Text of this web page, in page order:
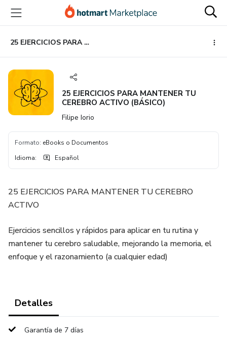
principal
página
de
página
25 EJERCICIOS PARA MANTENER TU CEREBRO ACTIVO (BÁSICO)
25 EJERCICIOS PARA MANTENER TU
CEREBRO ACTIVO (BÁSICO)
Filipe Iorio
Formato: eBooks o Documentos
Idioma: Español
25 EJERCICIOS PARA MANTENER TU CEREBRO
ACTIVO
Ejercicios sencillos y rápidos para aplicar en tu rutina y
mantener tu cerebro saludable, mejorando la memoria, el
enfoque y el razonamiento (a cualquier edad)
Detalles
Garantía de 7 días